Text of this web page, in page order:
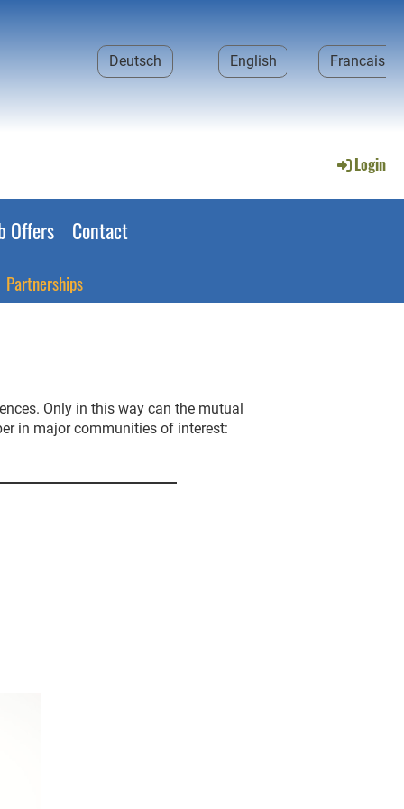
Deutsch English Francais
Login
Offers Contact
Partnerships
Only in this way can the mutual
in major communities of interest: